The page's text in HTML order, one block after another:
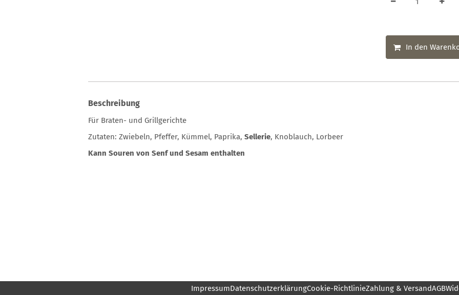
In den
Beschreibung
Für Braten- und Grillgerichte
Zutaten: Zwiebeln, Pfeffer, Kümmel, Paprika, Sellerie, Knoblauch, Lorbeer
Kann Souren von Senf und Sesam enthalten
ImpressumDatenschutzerklärungCookie-RichtlinieZahlung & VersandAGB